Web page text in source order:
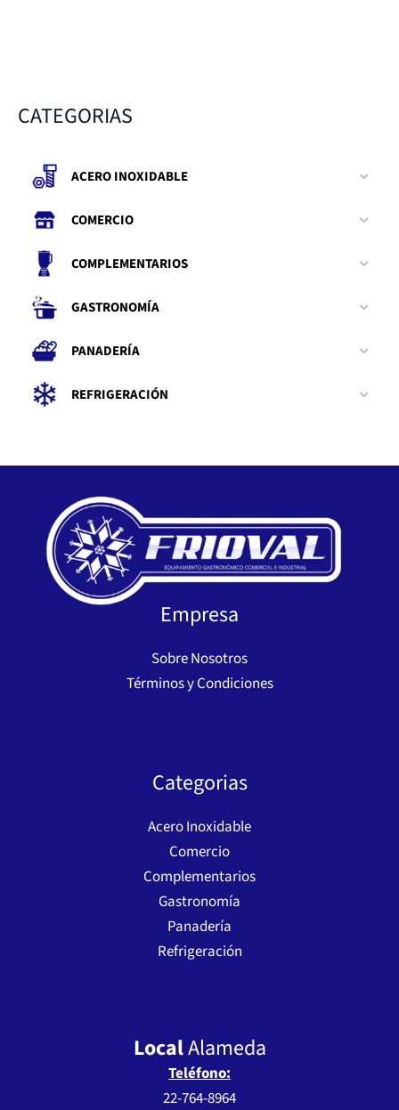
CATEGORIAS
ACERO INOXIDABLE
COMERCIO
COMPLEMENTARIOS
GASTRONOMÍA
PANADERÍA
REFRIGERACIÓN
Empresa
Sobre Nosotros
Términos y Condiciones
Categorias
Acero Inoxidable
Comercio
Complementarios
Gastronomía
Panadería
Refrigeración
LocalAlameda
Teléfono:
22-764-8964